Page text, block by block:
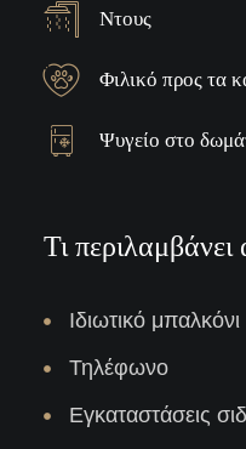
Ντους
Φιλικό προς τα
Ψυγείο στο
Τι
Ιδιωτικό μπαλκόνι
Τηλέφωνο
Εγκαταστάσεις